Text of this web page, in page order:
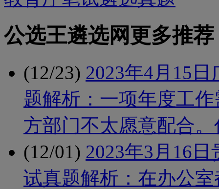
公选王遴选网更多推荐
(12/23) 2023年4月15
题解析：一项年度工
方部门不太愿意配合
(12/01) 2023年3月16
试真题解析：在办公